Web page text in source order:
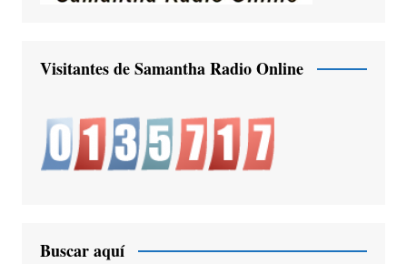
Visitantes de Samantha Radio Online
Buscar aquí